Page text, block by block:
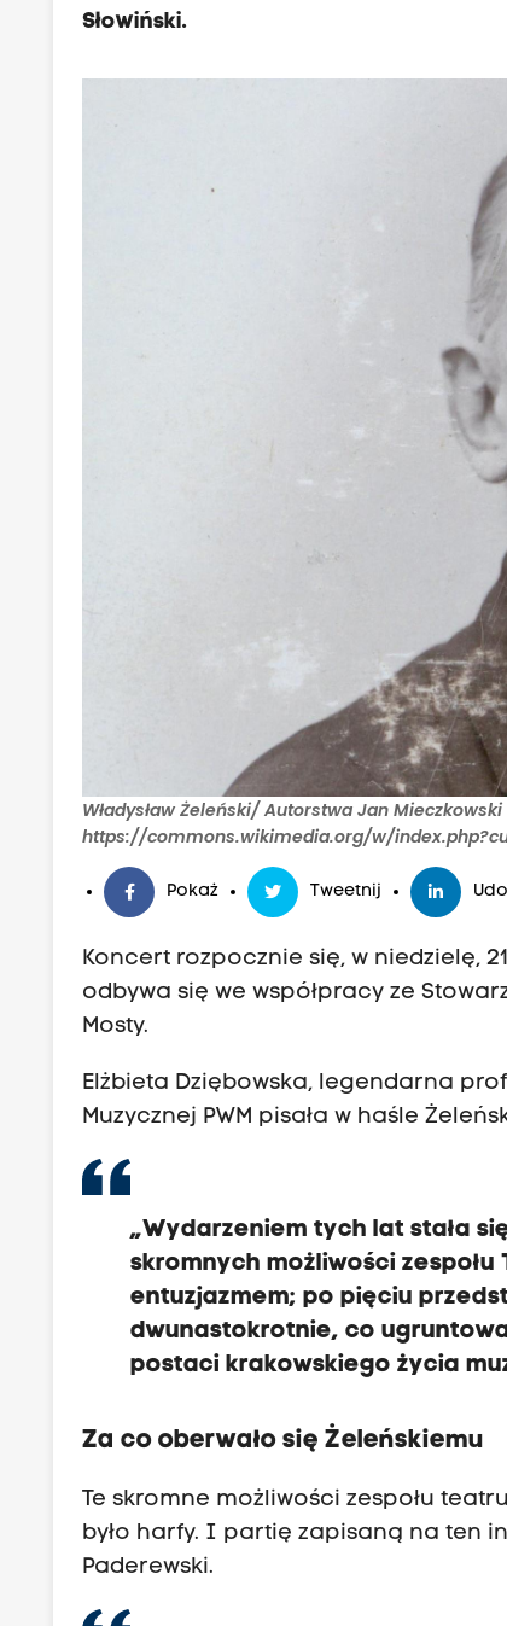
Słowiński.
Władysław Żeleński/ Autorstwa Jan
https://commons.wikimedia.org/w/
Pokaż Tweetnij
Koncert rozpocznie się, w niedzielę,
odbywa się we współpracy ze
Mosty.
Elżbieta Dziębowska, legendarna
Muzycznej PWM pisała w haśle
„Wydarzeniem tych lat stała
skromnych możliwości
entuzjazmem; po pięciu
dwunastokrotnie, co
postaci krakowskiego życia
Za co oberwało się Żeleńskiemu
Te skromne możliwości zespołu
było harfy. I partię zapisaną na ten
Paderewski.